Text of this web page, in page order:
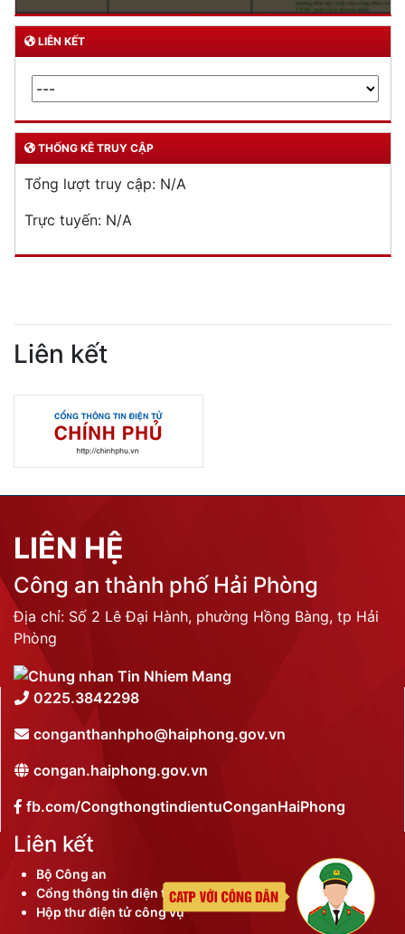
LIÊN KẾT
THỐNG KÊ TRUY CẬP
Tổng lượt truy cập: N/A
Trực tuyến: N/A
Liên kết
LIÊN HỆ
Công an thành phố Hải Phòng
Địa chỉ: Số 2 Lê Đại Hành, phường Hồng Bàng, tp Hải
Phòng
0225.3842298
conganthanhpho@haiphong.gov.vn
congan.haiphong.gov.vn
fb.com/CongthongtindientuConganHaiPhong
Liên kết
Bộ Công an
Cổng thông tin điện tử thành phố
Hộp thư điện tử công vụ